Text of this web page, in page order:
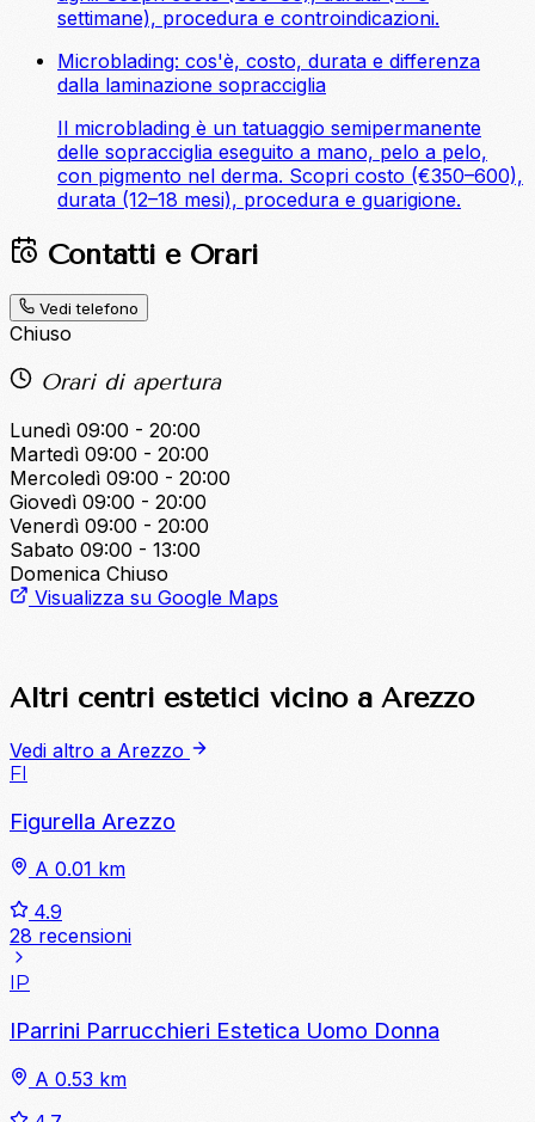
settimane), procedura e controindicazioni.
Microblading: cos'è, costo, durata e differenza
dalla laminazione sopracciglia
Il microblading è un tatuaggio semipermanente
delle sopracciglia eseguito a mano, pelo a pelo,
con pigmento nel derma. Scopri costo (€350–600),
durata (12–18 mesi), procedura e guarigione.
Contatti e Orari
Vedi telefono
Chiuso
Orari di apertura
Lunedì 09:00 - 20:00
Martedì 09:00 - 20:00
Mercoledì 09:00 - 20:00
Giovedì 09:00 - 20:00
Venerdì 09:00 - 20:00
Sabato 09:00 - 13:00
Domenica Chiuso
Visualizza su Google Maps
Altri centri estetici vicino a Arezzo
Vedi altro a Arezzo
FI
Figurella Arezzo
A 0.01 km
4.9
28 recensioni
IP
IParrini Parrucchieri Estetica Uomo Donna
A 0.53 km